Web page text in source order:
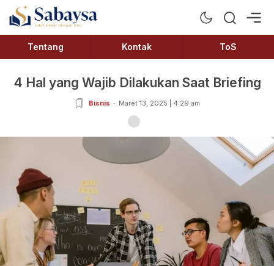
Sabaysa
Lebih Dekat Dengan Ilmu
Tentang Kontak ToS
4 Hal yang Wajib Dilakukan Saat Briefing
Bisnis Maret 13, 2025 | 4:29 am